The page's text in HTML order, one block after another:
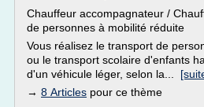
Chauffeur accompagnateur /
de personnes à mobilité réduite
Vous réalisez le transport de
ou le transport scolaire d'enfants
d'un véhicule léger, selon la...
→ 8 Articles pour ce thème